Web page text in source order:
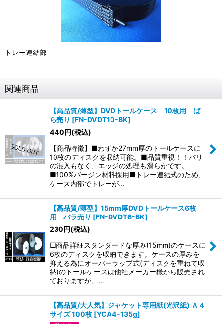
トレー連結部
関連商品
【高品質/薄型】DVDトールケース 10枚用 ば
ら売り [FN-DVDT10-BK]
440円(税込)
【商品特徴】■わずか27mm厚のトールケースに
10枚のディスクを収納可能。■品質重視！！バリ
の混入もなく、エッジの処理も滑らかです。
■100%バージン材料採用■トレー連結式のため、
ケース内部でトレーが…
【高品質/薄型】15mm厚DVDトールケース6枚
用 バラ売り [FN-DVDT6-BK]
230円(税込)
□商品詳細スタンダードな厚み(15mm)のケースに
6枚のディスクを収納できます。ケースの厚みを
抑える為にオーバーラップ式(ディスクを重ねて収
納)のトールケースは他社メーカー様から販売され
ておりますが、…
【高品質/大人気】ジャケット専用紙(光沢紙) Ａ４
サイズ 100枚 [YCA4-135g]